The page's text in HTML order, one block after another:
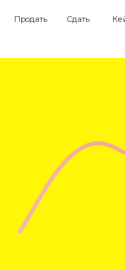
Сдать Кейсы